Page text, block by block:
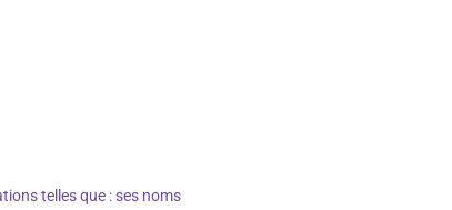
telles que : ses noms